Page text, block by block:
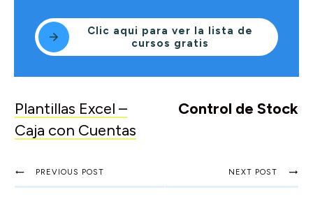
Clic aqui para ver la lista de
cursos gratis
Plantillas Excel –
Caja con Cuentas
Control de Stock
PREVIOUS POST NEXT POST